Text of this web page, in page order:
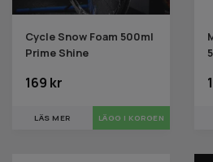
Cycle Snow Foam 500ml
Prime Shine
169 kr
LÄS MER